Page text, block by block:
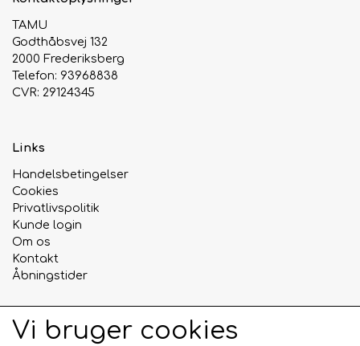
TAMU
Godthåbsvej 132
2000 Frederiksberg
Telefon: 93968838
CVR: 29124345
Links
Handelsbetingelser
Cookies
Privatlivspolitik
Kunde login
Om os
Kontakt
Åbningstider
Sociale medier
Vi bruger cookies